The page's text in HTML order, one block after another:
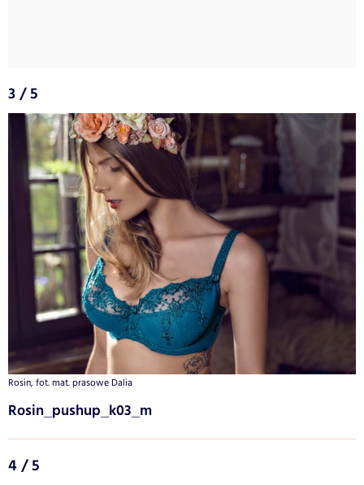
3 / 5
Rosin, fot. mat. prasowe Dalia
Rosin_pushup_k03_m
4 / 5